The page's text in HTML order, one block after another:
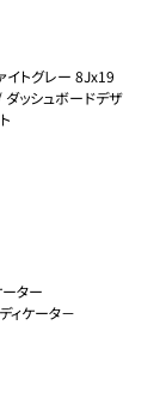
イトグレー 8Jx19
ダッシュボードデザ
ーター
ィケータ－